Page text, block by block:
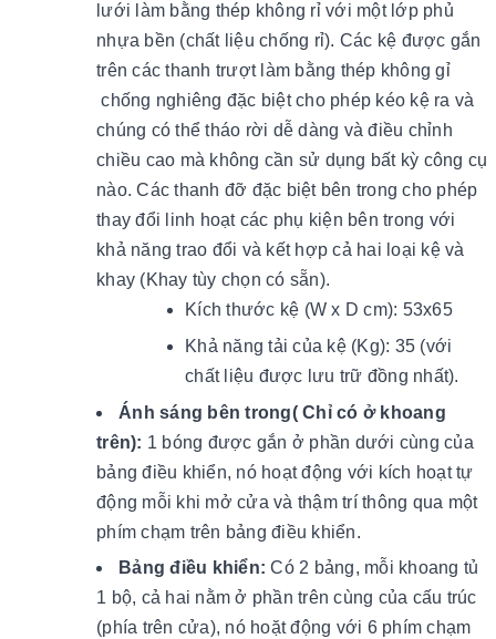
lưới làm bằng thép không rỉ với một lớp phủ
nhựa bền (chất liệu chống rỉ). Các kệ được gắn
trên các thanh trượt làm bằng thép không gỉ
chống nghiêng đặc biệt cho phép kéo kệ ra và
chúng có thể tháo rời dễ dàng và điều chỉnh
chiều cao mà không cần sử dụng bất kỳ công cụ
nào. Các thanh đỡ đặc biệt bên trong cho phép
thay đổi linh hoạt các phụ kiện bên trong với
khả năng trao đổi và kết hợp cả hai loại kệ và
khay (Khay tùy chọn có sẵn).
Kích thước kệ (W x D cm): 53x65
Khả năng tải của kệ (Kg): 35 (với
chất liệu được lưu trữ đồng nhất).
Ánh sáng bên trong( Chỉ có ở khoang
trên): 1 bóng được gắn ở phần dưới cùng của
bảng điều khiển, nó hoạt động với kích hoạt tự
động mỗi khi mở cửa và thậm trí thông qua một
phím chạm trên bảng điều khiển.
Bảng điều khiển:Có 2 bảng, mỗi khoang tủ
1 bộ, cả hai nằm ở phần trên cùng của cấu trúc
(phía trên cửa), nó hoặt động với 6 phím chạm